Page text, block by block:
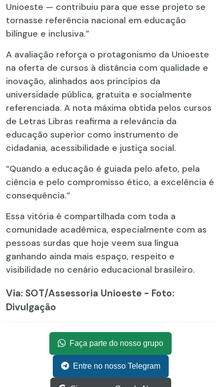
Unioeste — contribuiu para que esse projeto se
tornasse referência nacional em educação
bilíngue e inclusiva.”
A avaliação reforça o protagonismo da Unioeste
na oferta de cursos à distância com qualidade e
inovação, alinhados aos princípios da
universidade pública, gratuita e socialmente
referenciada. A nota máxima obtida pelos cursos
de Letras Libras reafirma a relevância da
educação superior como instrumento de
cidadania, acessibilidade e justiça social.
“Quando a educação é guiada pelo afeto, pela
ciência e pelo compromisso ético, a excelência é
consequência.”
Essa vitória é compartilhada com toda a
comunidade acadêmica, especialmente com as
pessoas surdas que hoje veem sua língua
ganhando ainda mais espaço, respeito e
visibilidade no cenário educacional brasileiro.
Via: SOT/Assessoria Unioeste - Foto:
Divulgação
Faça parte do nosso grupo
Entre no nosso Telegram